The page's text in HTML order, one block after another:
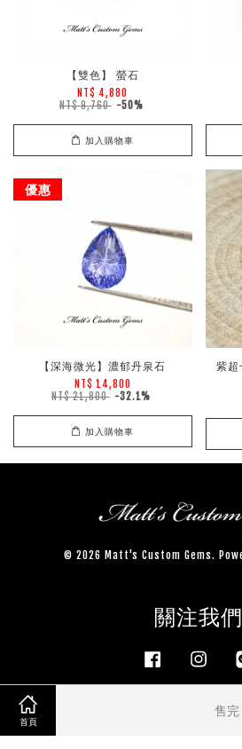
首頁
售完
【雙色】 螢石
NT$ 4,880
NT$ 9,760 -50%
加入購物車
優惠
【深海微光】濃郁丹泉石
NT$ 14,800
NT$ 21,800 -32.1%
加入購物車
紫
© 2026 Matt's Custom Gems.
關注我們
Facebook